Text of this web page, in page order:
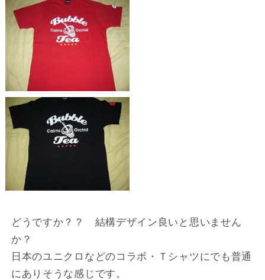
どうですか？？ 結構デザイン良いと思いません
か？
日本のユニクロなどのコラボ・Ｔシャツにでも普通
にありそうな感じです。